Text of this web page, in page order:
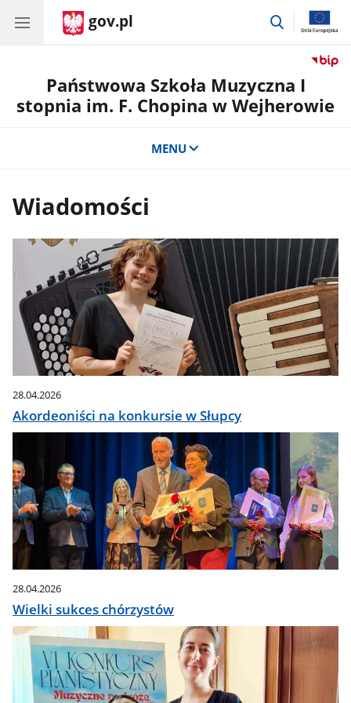
gov.pl
przejdź
Państwowa Szkoła Muzyczna I
stopnia im. F. Chopina w Wejherowie
MENU
Wiadomości
28.04.2026
Akordeoniści na konkursie w Słupcy
28.04.2026
Wielki sukces chórzystów